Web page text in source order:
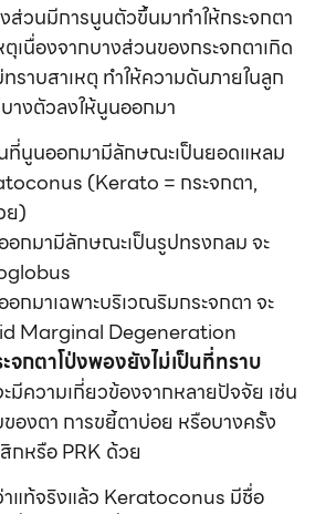
ส่วนมีการนูนตัวขึ้นมาทำให้กระจกตา
เนื่องจากบางส่วนของกระจกตาเกิด
ราบสาเหตุ ทำให้ความดันภายในลูก
างตัวลงให้นูนออกมา
ที่นูนออกมามีลักษณะเป็นยอดแหลม
(Kerato = กระจกตา,
ย)
อกมามีลักษณะเป็นรูปทรงกลม จะ
กมาเฉพาะบริเวณริมกระจกตา จะ
Marginal Degeneration
จกตาโป่งพองยังไม่เป็นที่ทราบ
มีความเกี่ยวข้องจากหลายปัจจัย เช่น
องตา การขยี้ตาบ่อย หรือบางครั้ง
กหรือ PRK ด้วย
แท้จริงแล้ว Keratoconus มีชื่อ